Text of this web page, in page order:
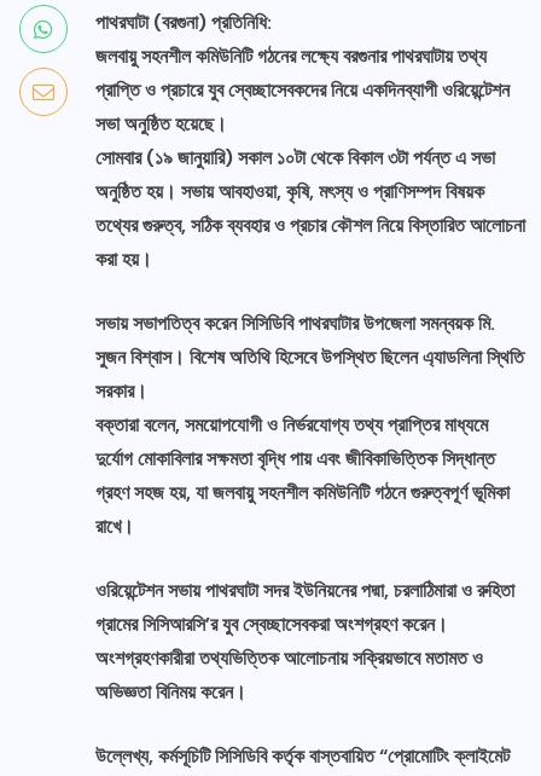
পাথরঘাটা (বরগুনা) প্রতিনিধি:
জলবায়ু সহনশীল কমিউনিটি গঠনের লক্ষ্যে বরগুনার পাথরঘাটায় তথ্য
প্রাপ্তি ও প্রচারে যুব স্বেচ্ছাসেবকদের নিয়ে একদিনব্যাপী ওরিয়েন্টেশন
সভা অনুষ্ঠিত হয়েছে।
সোমবার (১৯ জানুয়ারি) সকাল ১০টা থেকে বিকাল ৩টা পর্যন্ত এ সভা
অনুষ্ঠিত হয়। সভায় আবহাওয়া, কৃষি, মৎস্য ও প্রাণিসম্পদ বিষয়ক
তথ্যের গুরুত্ব, সঠিক ব্যবহার ও প্রচার কৌশল নিয়ে বিস্তারিত আলোচনা
করা হয়।
সভায় সভাপতিত্ব করেন সিসিডিবি পাথরঘাটার উপজেলা সমন্বয়ক মি.
সুজন বিশ্বাস। বিশেষ অতিথি হিসেবে উপস্থিত ছিলেন এ্যাডলিনা স্থিতি
সরকার।
বক্তারা বলেন, সময়োপযোগী ও নির্ভরযোগ্য তথ্য প্রাপ্তির মাধ্যমে
দুর্যোগ মোকাবিলার সক্ষমতা বৃদ্ধি পায় এবং জীবিকাভিত্তিক সিদ্ধান্ত
গ্রহণ সহজ হয়, যা জলবায়ু সহনশীল কমিউনিটি গঠনে গুরুত্বপূর্ণ ভূমিকা
রাখে।
ওরিয়েন্টেশন সভায় পাথরঘাটা সদর ইউনিয়নের পদ্মা, চরলাঠিমারা ও রুহিতা
গ্রামের সিসিআরসি’র যুব স্বেচ্ছাসেবকরা অংশগ্রহণ করেন।
অংশগ্রহণকারীরা তথ্যভিত্তিক আলোচনায় সক্রিয়ভাবে মতামত ও
অভিজ্ঞতা বিনিময় করেন।
উল্লেখ্য, কর্মসূচিটি সিসিডিবি কর্তৃক বাস্তবায়িত “প্রোমোটিং ক্লাইমেট